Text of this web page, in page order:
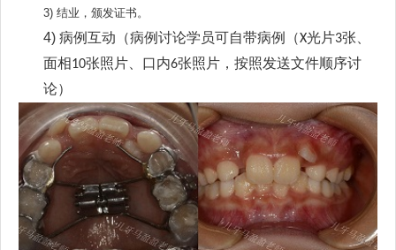
3) 结业，颁发证书。
4) 病例互动（病例讨论学员可自带病例（X光片3张、
面相10张照片、口内6张照片，按照发送文件顺序讨
论）